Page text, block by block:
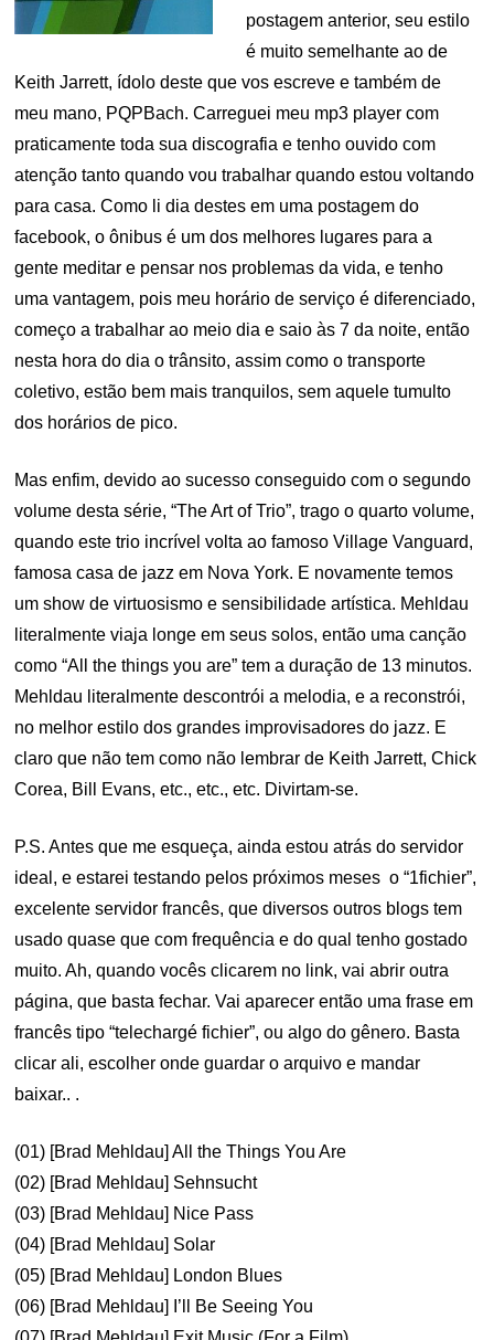
postagem anterior, seu estilo
é muito semelhante ao de
Keith Jarrett, ídolo deste que vos escreve e também de
meu mano, PQPBach. Carreguei meu mp3 player com
praticamente toda sua discografia e tenho ouvido com
atenção tanto quando vou trabalhar quando estou voltando
para casa. Como li dia destes em uma postagem do
facebook, o ônibus é um dos melhores lugares para a
gente meditar e pensar nos problemas da vida, e tenho
uma vantagem, pois meu horário de serviço é diferenciado,
começo a trabalhar ao meio dia e saio às 7 da noite, então
nesta hora do dia o trânsito, assim como o transporte
coletivo, estão bem mais tranquilos, sem aquele tumulto
dos horários de pico.
Mas enfim, devido ao sucesso conseguido com o segundo
volume desta série, “The Art of Trio”, trago o quarto volume,
quando este trio incrível volta ao famoso Village Vanguard,
famosa casa de jazz em Nova York. E novamente temos
um show de virtuosismo e sensibilidade artística. Mehldau
literalmente viaja longe em seus solos, então uma canção
como “All the things you are” tem a duração de 13 minutos.
Mehldau literalmente descontrói a melodia, e a reconstrói,
no melhor estilo dos grandes improvisadores do jazz. E
claro que não tem como não lembrar de Keith Jarrett, Chick
Corea, Bill Evans, etc., etc., etc. Divirtam-se.
P.S. Antes que me esqueça, ainda estou atrás do servidor
ideal, e estarei testando pelos próximos meses o “1fichier”,
excelente servidor francês, que diversos outros blogs tem
usado quase que com frequência e do qual tenho gostado
muito. Ah, quando vocês clicarem no link, vai abrir outra
página, que basta fechar. Vai aparecer então uma frase em
francês tipo “telechargé fichier”, ou algo do gênero. Basta
clicar ali, escolher onde guardar o arquivo e mandar
baixar.. .
(01) [Brad Mehldau] All the Things You Are
(02) [Brad Mehldau] Sehnsucht
(03) [Brad Mehldau] Nice Pass
(04) [Brad Mehldau] Solar
(05) [Brad Mehldau] London Blues
(06) [Brad Mehldau] I’ll Be Seeing You